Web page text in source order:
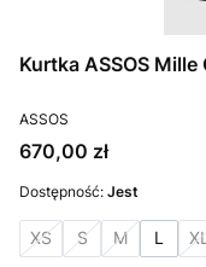
Kurtka ASSOS
PRODUCENT
ASSOS
Cena
670,00 zł
Dostępność: Jest
XS S M L